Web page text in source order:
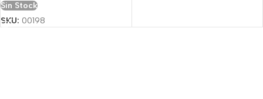
Sin Stock
SKU: 00198